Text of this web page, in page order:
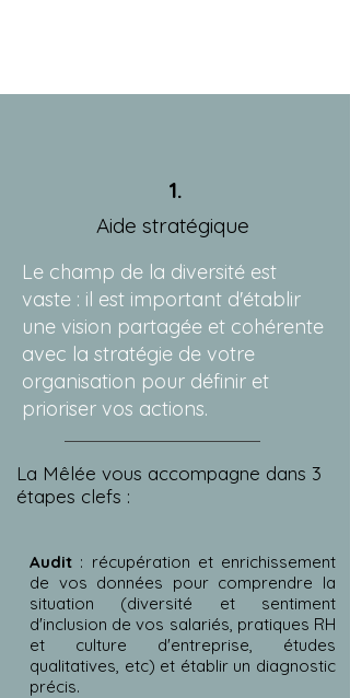
1.
Aide stratégique
Le champ de la diversité est
vaste : il est important d'établir
une vision partagée et cohérente
avec la stratégie de votre
organisation pour définir et
prioriser vos actions. ​
​La Mêlée vous accompagne dans 3
étapes clefs :
Audit : récupération et enrichissement
de vos données pour comprendre la
situation (diversité et sentiment
d'inclusion de vos salariés, pratiques RH
et culture d'entreprise, études
qualitatives, etc) et établir un diagnostic
précis. ​